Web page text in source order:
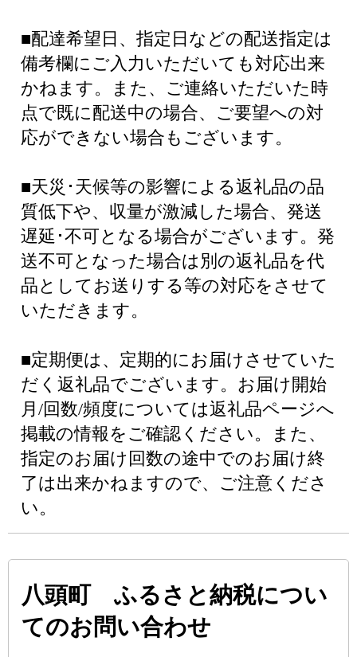
■配達希望日、指定日などの配送指定は
備考欄にご入力いただいても対応出来
かねます。また、ご連絡いただいた時
点で既に配送中の場合、ご要望への対
応ができない場合もございます。
■天災･天候等の影響による返礼品の品
質低下や、収量が激減した場合、発送
遅延･不可となる場合がございます。発
送不可となった場合は別の返礼品を代
品としてお送りする等の対応をさせて
いただきます。
■定期便は、定期的にお届けさせていた
だく返礼品でございます。お届け開始
月/回数/頻度については返礼品ページへ
掲載の情報をご確認ください。また、
指定のお届け回数の途中でのお届け終
了は出来かねますので、ご注意くださ
い。
八頭町 ふるさと納税につい
てのお問い合わせ